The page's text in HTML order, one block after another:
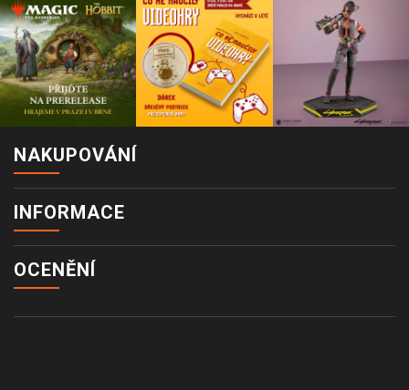
NAKUPOVÁNÍ
INFORMACE
OCENĚNÍ